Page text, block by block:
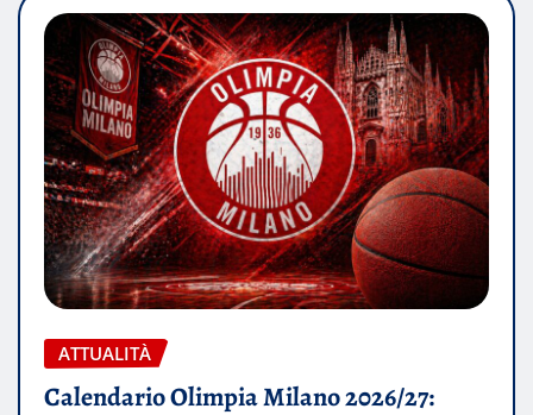
ATTUALITÀ
Calendario Olimpia Milano 2026/27: